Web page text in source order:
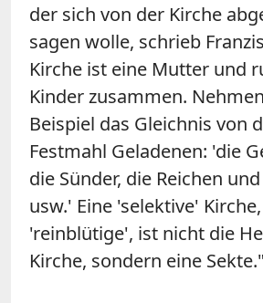
der sich von der Kirche
sagen wolle, schrieb
Kirche ist eine Mutter und
Kinder zusammen.
Beispiel das Gleichnis von
Festmahl Geladenen: 'die
die Sünder, die Reichen
usw.' Eine 'selektive'
'reinblütige', ist nicht die
Kirche, sondern eine Sekte."